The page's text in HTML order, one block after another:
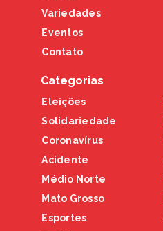
Variedades
Eventos
Contato
Categorias
Eleições
Solidariedade
Coronavírus
Acidente
Médio Norte
Mato Grosso
Esportes